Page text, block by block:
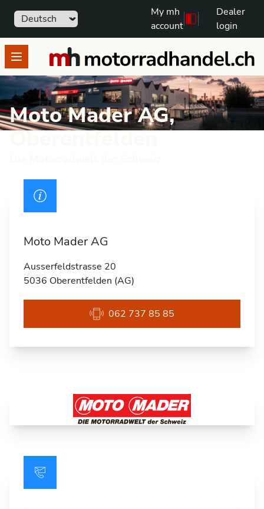
Sprache
Free text search
My mh
account
Dealer
login
Open menumotorradhandel.ch
Moto Mader AG,
Oberentfelden
Drivers licence
Moto Mader AG
Ausserfeldstrasse 20
5036 Oberentfelden (AG)
062 737 85 85